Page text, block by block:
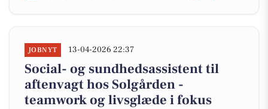
JOBNYT 13-04-2026 22:37
Social- og sundhedsassistent til
aftenvagt hos Solgården -
teamwork og livsglæde i fokus